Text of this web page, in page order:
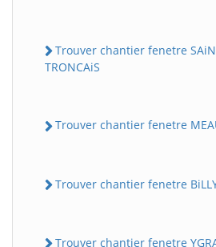
Trouver chantier fenetre
TRONCAiS
Trouver chantier fenetre
Trouver chantier fenetre
Trouver chantier fenetre